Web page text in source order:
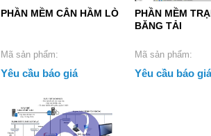
PHẦN MỀM CÂN HẦM LÒ
Mã sản phẩm:
Yêu cầu báo giá
PHẦN MỀM
BĂNG TẢI
Mã sản phẩm:
Yêu cầu báo giá